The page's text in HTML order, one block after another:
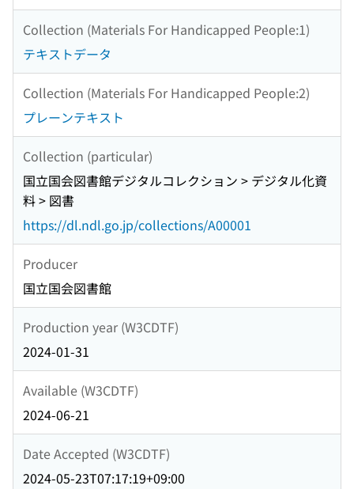
Collection (Materials For Handicapped People:1)
テキストデータ
Collection (Materials For Handicapped People:2)
プレーンテキスト
Collection (particular)
国立国会図書館デジタルコレクション > デジタル化資
料 > 図書
https://dl.ndl.go.jp/collections/A00001
Producer
国立国会図書館
Production year (W3CDTF)
2024-01-31
Available (W3CDTF)
2024-06-21
Date Accepted (W3CDTF)
2024-05-23T07:17:19+09:00